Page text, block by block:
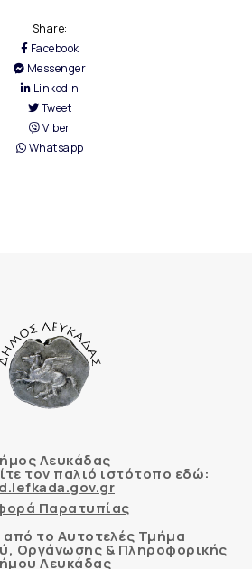
Share:
Facebook
Messenger
LinkedIn
Tweet
Viber
Whatsapp
Λευκάδας
τον παλιό ιστότοπο εδώ:
Παρατυπίας
από το Αυτοτελές Τμήμα
Οργάνωσης & Πληροφορικής
Λευκάδας